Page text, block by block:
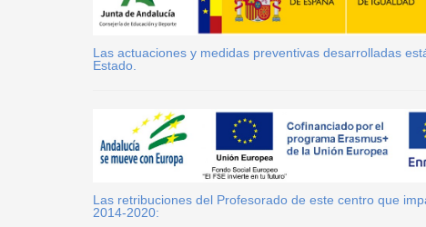
Las actuaciones y medidas preventivas desarrolladas
Estado.
Las retribuciones del Profesorado de este centro que
2014-2020: